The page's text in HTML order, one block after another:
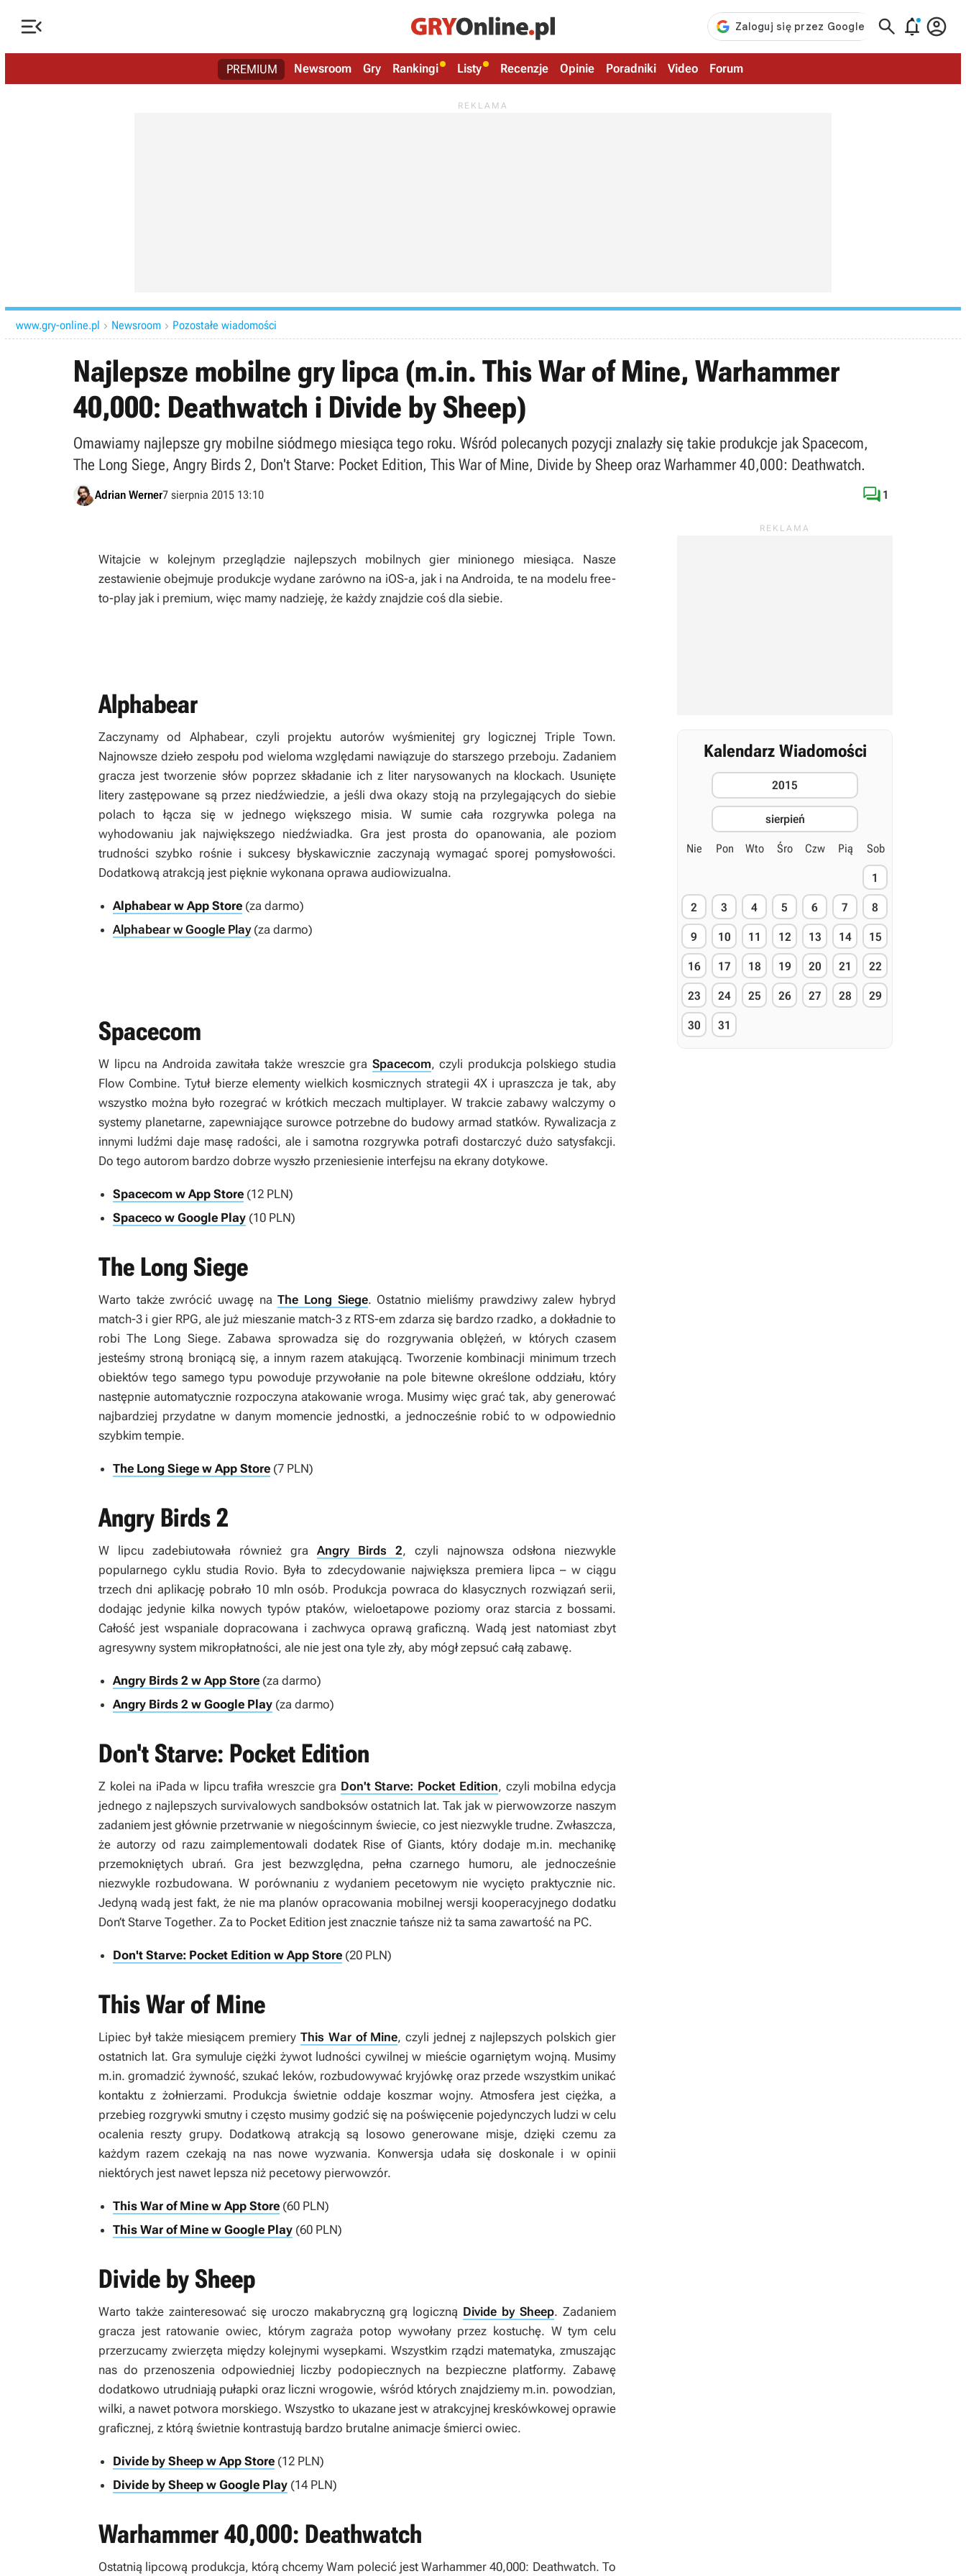
   
PREMIUM Newsroom Gry Rankingi Listy Recenzje Opinie Poradniki Video Forum
www.gry-online.pl  Newsroom  Pozostałe wiadomości
Najlepsze mobilne gry lipca (m.in. This War of Mine, Warhammer
40,000: Deathwatch i Divide by Sheep)
Omawiamy najlepsze gry mobilne siódmego miesiąca tego roku. Wśród polecanych pozycji znalazły się takie produkcje jak Spacecom,
The Long Siege, Angry Birds 2, Don't Starve: Pocket Edition, This War of Mine, Divide by Sheep oraz Warhammer 40,000: Deathwatch.
Adrian Werner7 sierpnia 2015 13:10  1
Witajcie w kolejnym przeglądzie najlepszych mobilnych gier minionego miesiąca. Nasze
zestawienie obejmuje produkcje wydane zarówno na iOS-a, jak i na Androida, te na modelu free-
to-play jak i premium, więc mamy nadzieję, że każdy znajdzie coś dla siebie.
Alphabear
Zaczynamy od Alphabear, czyli projektu autorów wyśmienitej gry logicznej Triple Town.
Najnowsze dzieło zespołu pod wieloma względami nawiązuje do starszego przeboju. Zadaniem
gracza jest tworzenie słów poprzez składanie ich z liter narysowanych na klockach. Usunięte
litery zastępowane są przez niedźwiedzie, a jeśli dwa okazy stoją na przylegających do siebie
polach to łącza się w jednego większego misia. W sumie cała rozgrywka polega na
wyhodowaniu jak największego niedźwiadka. Gra jest prosta do opanowania, ale poziom
trudności szybko rośnie i sukcesy błyskawicznie zaczynają wymagać sporej pomysłowości.
Dodatkową atrakcją jest pięknie wykonana oprawa audiowizualna.
Alphabear w App Store (za darmo)
Alphabear w Google Play(za darmo)
Spacecom
W lipcu na Androida zawitała także wreszcie gra Spacecom, czyli produkcja polskiego studia
Flow Combine. Tytuł bierze elementy wielkich kosmicznych strategii 4X i upraszcza je tak, aby
wszystko można było rozegrać w krótkich meczach multiplayer. W trakcie zabawy walczymy o
systemy planetarne, zapewniające surowce potrzebne do budowy armad statków. Rywalizacja z
innymi ludźmi daje masę radości, ale i samotna rozgrywka potrafi dostarczyć dużo satysfakcji.
Do tego autorom bardzo dobrze wyszło przeniesienie interfejsu na ekrany dotykowe.
Spacecom w App Store (12 PLN)
Spaceco w Google Play (10 PLN)
The Long Siege
Warto także zwrócić uwagę naThe Long Siege. Ostatnio mieliśmy prawdziwy zalew hybryd
match-3 i gier RPG, ale już mieszanie match-3 z RTS-em zdarza się bardzo rzadko, a dokładnie to
robiThe Long Siege. Zabawa sprowadza się do rozgrywania oblężeń, w których czasem
jesteśmy stroną broniącą się, a innym razem atakującą. Tworzenie kombinacji minimum trzech
obiektów tego samego typu powoduje przywołanie na pole bitewne określone oddziału, który
następnie automatycznie rozpoczyna atakowanie wroga. Musimy więc grać tak, aby generować
najbardziej przydatne w danym momencie jednostki, a jednocześnie robić to w odpowiednio
szybkim tempie.
The Long Siege w App Store (7 PLN)
Angry Birds 2
W lipcu zadebiutowała również gra Angry Birds 2, czyli najnowsza odsłona niezwykle
popularnego cyklu studia Rovio. Była to zdecydowanie największa premiera lipca – w ciągu
trzech dni aplikację pobrało 10 mln osób. Produkcja powraca do klasycznych rozwiązań serii,
dodając jedynie kilka nowych typów ptaków, wieloetapowe poziomy oraz starcia z bossami.
Całość jest wspaniale dopracowana i zachwyca oprawą graficzną. Wadą jest natomiast zbyt
agresywny system mikropłatności, ale nie jest ona tyle zły, aby mógł zepsuć całą zabawę.
Angry Birds 2 w App Store (za darmo)
Angry Birds 2 w Google Play (za darmo)
Don't Starve: Pocket Edition
Z kolei na iPada w lipcu trafiła wreszcie gra Don't Starve: Pocket Edition, czyli mobilna edycja
jednego z najlepszych survivalowych sandboksów ostatnich lat. Tak jak w pierwowzorze naszym
zadaniem jest głównie przetrwanie w niegościnnym świecie, co jest niezwykle trudne. Zwłaszcza,
że autorzy od razu zaimplementowali dodatek Rise of Giants, który dodaje m.in. mechanikę
przemokniętych ubrań. Gra jest bezwzględna, pełna czarnego humoru, ale jednocześnie
niezwykle rozbudowana. W porównaniu z wydaniem pecetowym nie wycięto praktycznie nic.
Jedyną wadą jest fakt, że nie ma planów opracowania mobilnej wersji kooperacyjnego dodatku
Don’t Starve Together. Za to Pocket Edition jest znacznie tańsze niż ta sama zawartość na PC.
Don't Starve: Pocket Edition w App Store (20 PLN)
This War of Mine
Lipiec był także miesiącem premiery This War of Mine, czyli jednej z najlepszych polskich gier
ostatnich lat. Gra symuluje ciężki żywot ludności cywilnej w mieście ogarniętym wojną. Musimy
m.in. gromadzić żywność, szukać leków, rozbudowywać kryjówkę oraz przede wszystkim unikać
kontaktu z żołnierzami. Produkcja świetnie oddaje koszmar wojny. Atmosfera jest ciężka, a
przebieg rozgrywki smutny i często musimy godzić się na poświęcenie pojedynczych ludzi w celu
ocalenia reszty grupy. Dodatkową atrakcją są losowo generowane misje, dzięki czemu za
każdym razem czekają na nas nowe wyzwania. Konwersja udała się doskonale i w opinii
niektórych jest nawet lepsza niż pecetowy pierwowzór.
This War of Mine w App Store (60 PLN)
This War of Mine w Google Play (60 PLN)
Divide by Sheep
Warto także zainteresować się uroczo makabryczną grą logiczną Divide by Sheep. Zadaniem
gracza jest ratowanie owiec, którym zagraża potop wywołany przez kostuchę. W tym celu
przerzucamy zwierzęta między kolejnymi wysepkami. Wszystkim rządzi matematyka, zmuszając
nas do przenoszenia odpowiedniej liczby podopiecznych na bezpieczne platformy. Zabawę
dodatkowo utrudniają pułapki oraz liczni wrogowie, wśród których znajdziemy m.in. powodzian,
wilki, a nawet potwora morskiego. Wszystko to ukazane jest w atrakcyjnej kreskówkowej oprawie
graficznej, z którą świetnie kontrastują bardzo brutalne animacje śmierci owiec.
Divide by Sheep w App Store (12 PLN)
Divide by Sheep w Google Play (14 PLN)
Warhammer 40,000: Deathwatch
Ostatnią lipcową produkcja, którą chcemy Wam polecić jestWarhammer 40,000: Deathwatch. To
Kalendarz Wiadomości
2015
sierpień
Nie Pon Wto Śro Czw Pią Sob
1
2 3 4 5 6 7 8
9 10 11 12 13 14 15
16 17 18 19 20 21 22
23 24 25 26 27 28 29
30 31